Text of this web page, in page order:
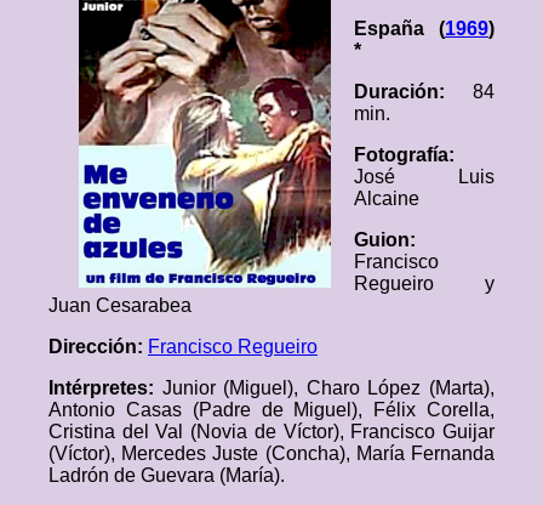
España (1969)
*
Duración: 84
min.
Fotografía:
José Luis
Alcaine
Guion:
Francisco
Regueiro y
Juan Cesarabea
Dirección: Francisco Regueiro
Intérpretes: Junior (Miguel), Charo López (Marta),
Antonio Casas (Padre de Miguel), Félix Corella,
Cristina del Val (Novia de Víctor), Francisco Guijar
(Víctor), Mercedes Juste (Concha), María Fernanda
Ladrón de Guevara (María).